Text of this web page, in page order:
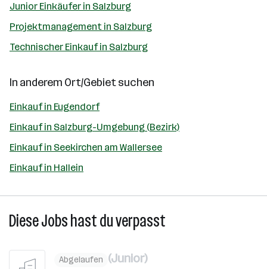
Junior Einkäufer in Salzburg
Projektmanagement in Salzburg
Technischer Einkauf in Salzburg
In anderem Ort/Gebiet suchen
Einkauf in Eugendorf
Einkauf in Salzburg-Umgebung (Bezirk)
Einkauf in Seekirchen am Wallersee
Einkauf in Hallein
Diese Jobs hast du verpasst
Abgelaufen (Junior)